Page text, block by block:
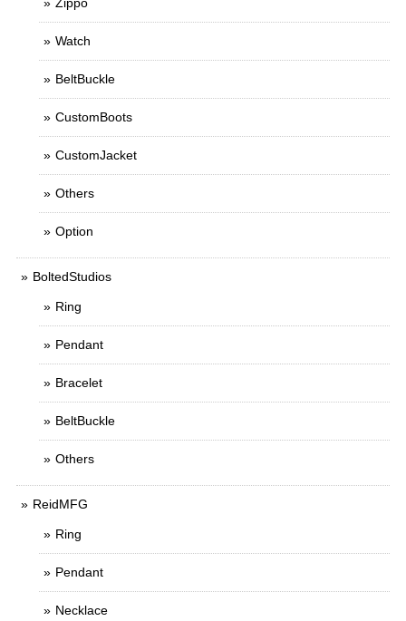
Watch
BeltBuckle
CustomBoots
CustomJacket
Others
Option
BoltedStudios
Ring
Pendant
Bracelet
BeltBuckle
Others
ReidMFG
Ring
Pendant
Necklace